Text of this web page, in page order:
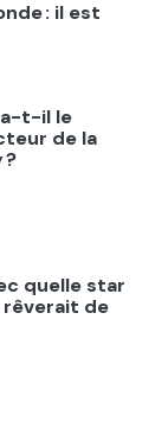
: il est
t-il le
de la
?
quelle star
de